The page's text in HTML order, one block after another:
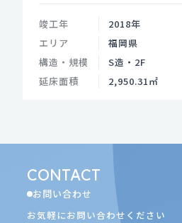
竣工年
2018年
エリア
福岡県
構造・規模
S造・2F
延床面積
2,950.31㎡
CONTACT
お問い合わせ
お気軽にお問い合わせください